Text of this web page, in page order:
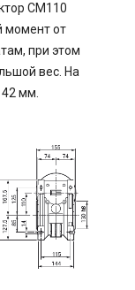
CM110
момент от
при этом
вес. На
мм.